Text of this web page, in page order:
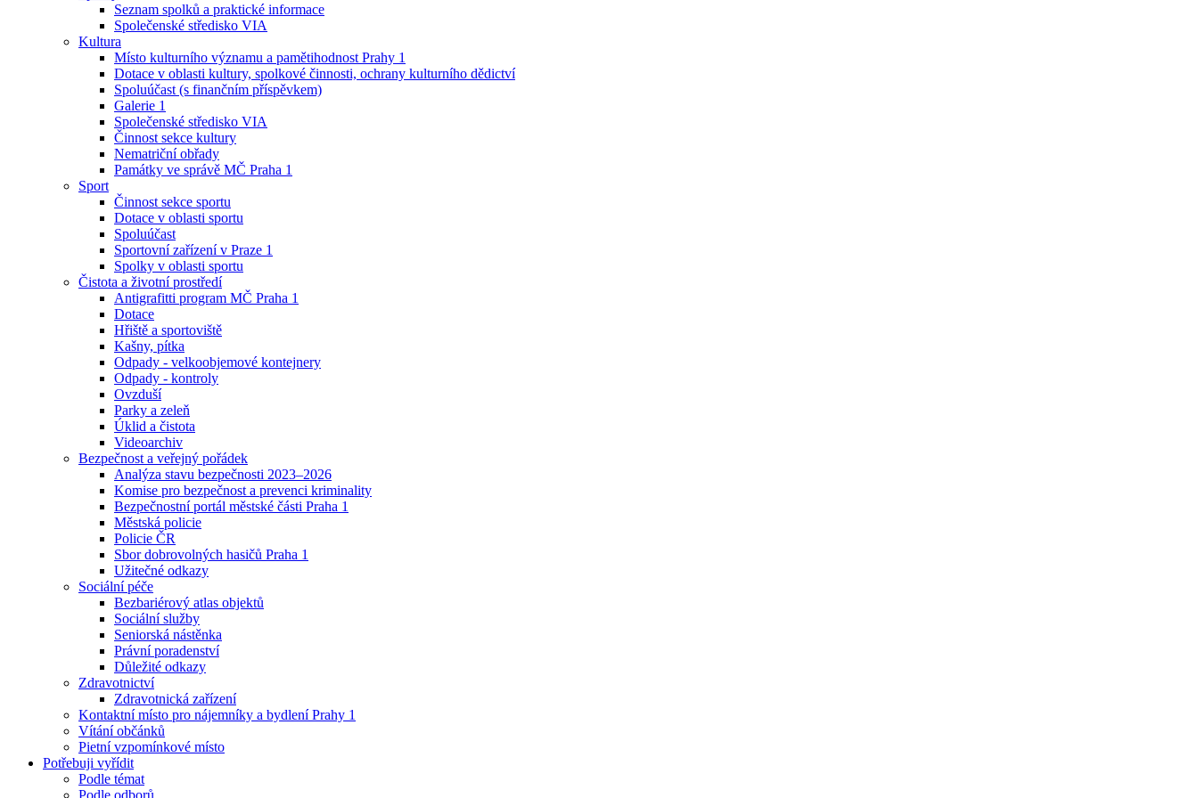
Seznam spolků a praktické informace
Společenské středisko VIA
Kultura
Místo kulturního významu a pamětihodnost Prahy 1
Dotace v oblasti kultury, spolkové činnosti, ochrany kulturního dědictví
Spoluúčast (s finančním příspěvkem)
Galerie 1
Společenské středisko VIA
Činnost sekce kultury
Nematriční obřady
Památky ve správě MČ Praha 1
Sport
Činnost sekce sportu
Dotace v oblasti sportu
Spoluúčast
Sportovní zařízení v Praze 1
Spolky v oblasti sportu
Čistota a životní prostředí
Antigrafitti program MČ Praha 1
Dotace
Hřiště a sportoviště
Kašny, pítka
Odpady - velkoobjemové kontejnery
Odpady - kontroly
Ovzduší
Parky a zeleň
Úklid a čistota
Videoarchiv
Bezpečnost a veřejný pořádek
Analýza stavu bezpečnosti 2023–2026
Komise pro bezpečnost a prevenci kriminality
Bezpečnostní portál městské části Praha 1
Městská policie
Policie ČR
Sbor dobrovolných hasičů Praha 1
Užitečné odkazy
Sociální péče
Bezbariérový atlas objektů
Sociální služby
Seniorská nástěnka
Právní poradenství
Důležité odkazy
Zdravotnictví
Zdravotnická zařízení
Kontaktní místo pro nájemníky a bydlení Prahy 1
Vítání občánků
Pietní vzpomínkové místo
Potřebuji vyřídit
Podle témat